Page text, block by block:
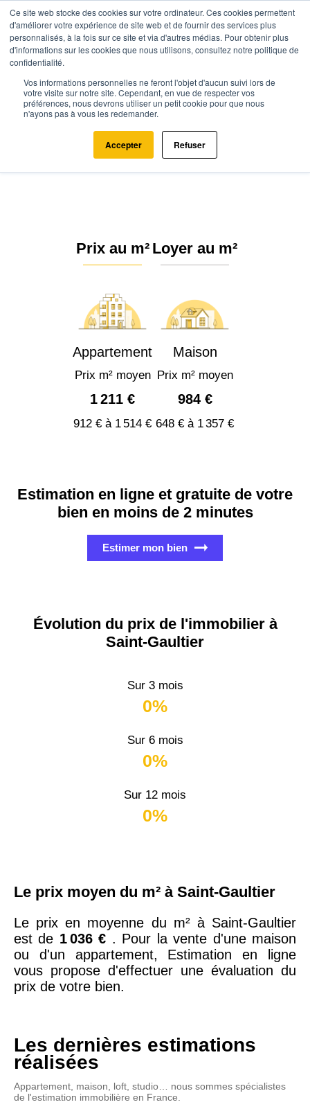
Ce site web stocke des cookies sur votre ordinateur. Ces cookies permettent
d'améliorer votre expérience de site web et de fournir des services plus
personnalisés, à la fois sur ce site et via d'autres médias. Pour obtenir plus
d'informations sur les cookies que nous utilisons, consultez notre politique de
confidentialité.
Vos informations personnelles ne feront l'objet d'aucun suivi lors de
votre visite sur notre site. Cependant, en vue de respecter vos
préférences, nous devrons utiliser un petit cookie pour que nous
n'ayons pas à vous les redemander.
Accepter Refuser
Agence.immo Prix immobilier Centre-Val de Loire Indre
Saint-Gaultier (36800)
Estimation immobilière à Saint-
Gaultier : Prix m² 2026
Prix au m²
Appartement
Prix m² moyen
1 211 €
912 € à 1 514 €
Loyer au m²
Maison
Prix m² moyen
984 €
648 € à 1 357 €
Estimation en ligne et gratuite de votre
bien en moins de 2 minutes
Estimer mon bien
Évolution du prix de l'immobilier à
Saint-Gaultier
Sur 3 mois
0%
Sur 6 mois
0%
Sur 12 mois
0%
Le prix moyen du m² à Saint-Gaultier
Le prix en moyenne du m² à Saint-Gaultier
est de 1 036 € . Pour la vente d'une maison
ou d'un appartement, Estimation en ligne
vous propose d'effectuer une évaluation du
prix de votre bien.
Les dernières estimations
réalisées
Appartement, maison, loft, studio… nous sommes spécialistes
de l'estimation immobilière en France.